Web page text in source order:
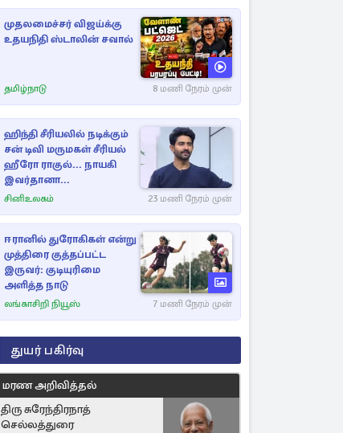
முதலமைச்சர் விஜய்க்கு
உதயநிதி ஸ்டாலின் சவால்
தமிழ்நாடு 8 மணி நேரம் முன்
ஹிந்தி சீரியலில் நடிக்கும்
சன் டிவி மருமகள் சீரியல்
ஹீரோ ராகுல்... நாயகி
இவர்தானா...
சினிஉலகம் 23 மணி நேரம் முன்
ஈரானில் துரோகிகள் என்று
முத்திரை குத்தப்பட்ட
இருவர்: குடியுரிமை
அளித்த நாடு
லங்காசிறி நியூஸ் 7 மணி நேரம் முன்
துயர் பகிர்வு
மரண அறிவித்தல்
திரு சுரேந்திரநாத்
செல்லத்துரை